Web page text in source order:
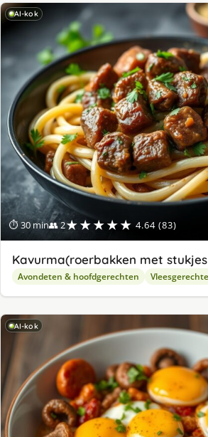
AI-kok
⏱ 30 min👥 2★★★★★ 4.64 (83)
Kavurma(roerbakken met
Avondeten & hoofdgerechten
AI-kok